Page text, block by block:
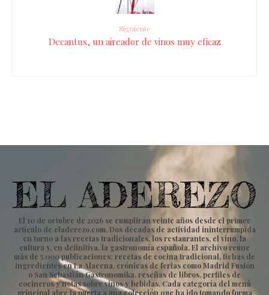
Siguiente
Decantus, un aireador de vinos muy eficaz
El 10 de octubre de 2026 se cumplirán veinte años desde el primer
artículo de eladerezo.com. Dos décadas de actividad ininterrumpida
en torno a las recetas tradicionales, los restaurantes, el vino, la
cultura y, en definitiva, la gastronomía española. El archivo reúne
más de 5.000 publicaciones: recetas de cocina tradicional, fichas de
ingredientes en La Alacena, crónicas de ferias como Madrid Fusión
o San Sebastián Gastronomika, reseñas de libros, perfiles de
cocineros y notas sobre vinos y bebidas. Cada categoría del menú
principal abre la puerta a una colección que ha ido tomando forma